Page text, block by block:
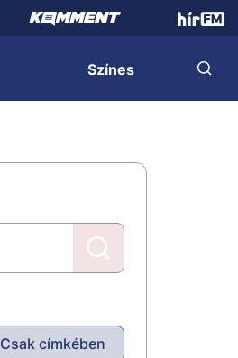
Színes
Csak címkében